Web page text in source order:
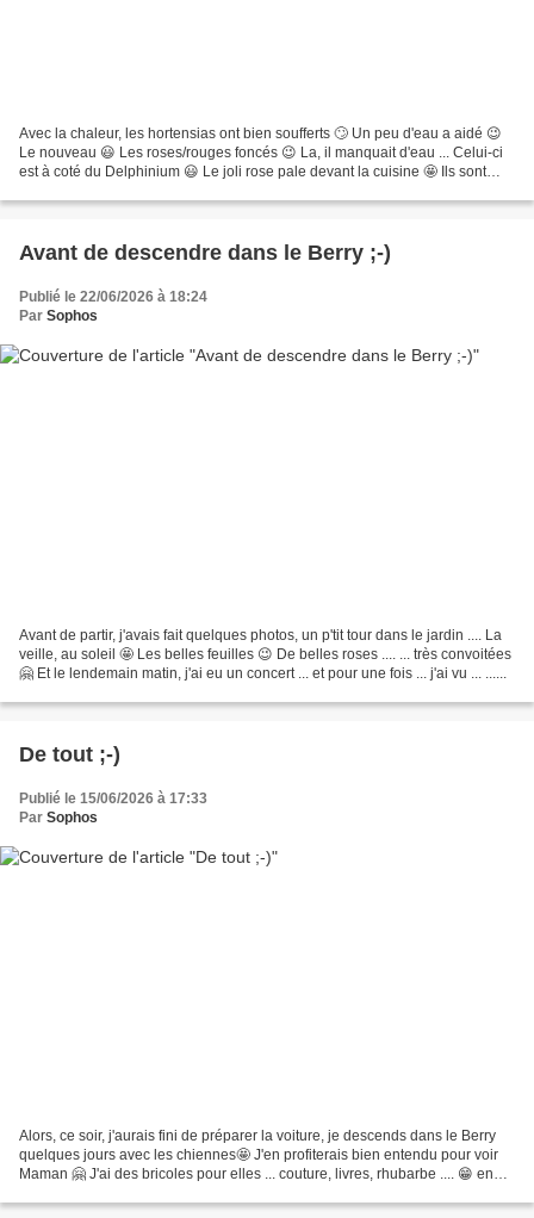
Avec la chaleur, les hortensias ont bien soufferts 🙄 Un peu d'eau a aidé 😉
Le nouveau 😃 Les roses/rouges foncés 😉 La, il manquait d'eau ... Celui-ci
est à coté du Delphinium 😃 Le joli rose pale devant la cuisine 🤩 Ils sont
Avant de descendre dans le Berry ;-)
Publié le 22/06/2026 à 18:24
Par Sophos
Avant de partir, j'avais fait quelques photos, un p'tit tour dans le jardin .... La
veille, au soleil 🤩 Les belles feuilles 😉 De belles roses .... ... très convoitées
🤗 Et le lendemain matin, j'ai eu un concert ... et pour une fois ... j'ai vu ... ......
De tout ;-)
Publié le 15/06/2026 à 17:33
Par Sophos
Alors, ce soir, j'aurais fini de préparer la voiture, je descends dans le Berry
quelques jours avec les chiennes🤩 J'en profiterais bien entendu pour voir
Maman 🤗 J'ai des bricoles pour elles ... couture, livres, rhubarbe .... 😁 en